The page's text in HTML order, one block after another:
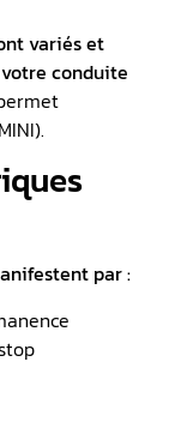
variés et
conduite
par :